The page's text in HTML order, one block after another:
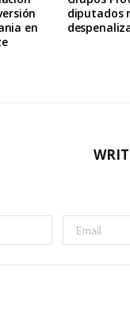
en
diputados